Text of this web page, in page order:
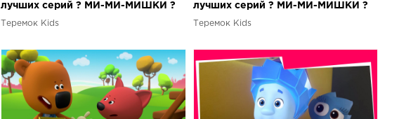
лучших серий ? МИ-МИ-МИШКИ ?
Теремок Kids
лучших серий ? МИ-МИ-МИШКИ ?
Теремок Kids